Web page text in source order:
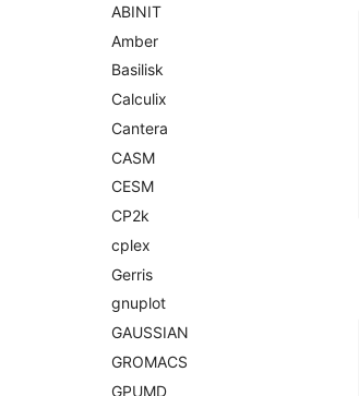
ABINIT
Amber
Basilisk
Calculix
Cantera
CASM
CESM
CP2k
cplex
Gerris
gnuplot
GAUSSIAN
GROMACS
GPUMD